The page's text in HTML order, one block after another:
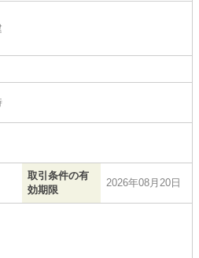
取引条件の有
効期限
2026年08月20日